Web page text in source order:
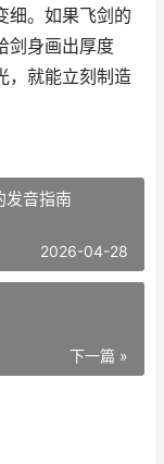
细。如果飞剑的
剑身画出厚度
就能立刻制造
发音指南
2026-04-28
下一篇 »